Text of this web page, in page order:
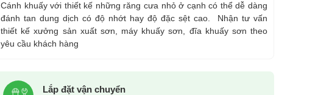
Cánh khuấy với thiết kế những răng cưa nhỏ ở cạnh có thể dễ dàng
đánh tan dung dịch có độ nhớt hay độ đặc sệt cao.
Nhận tư vấn
thiết kế xưởng sản xuất sơn, máy khuấy sơn, đĩa khuấy sơn theo
yêu cầu khách hàng
Lắp đặt vận chuyển